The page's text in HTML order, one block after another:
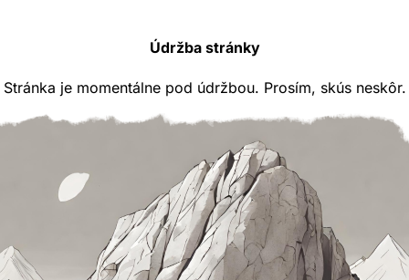
Údržba stránky
Stránka je momentálne pod údržbou. Prosím, skús neskôr.